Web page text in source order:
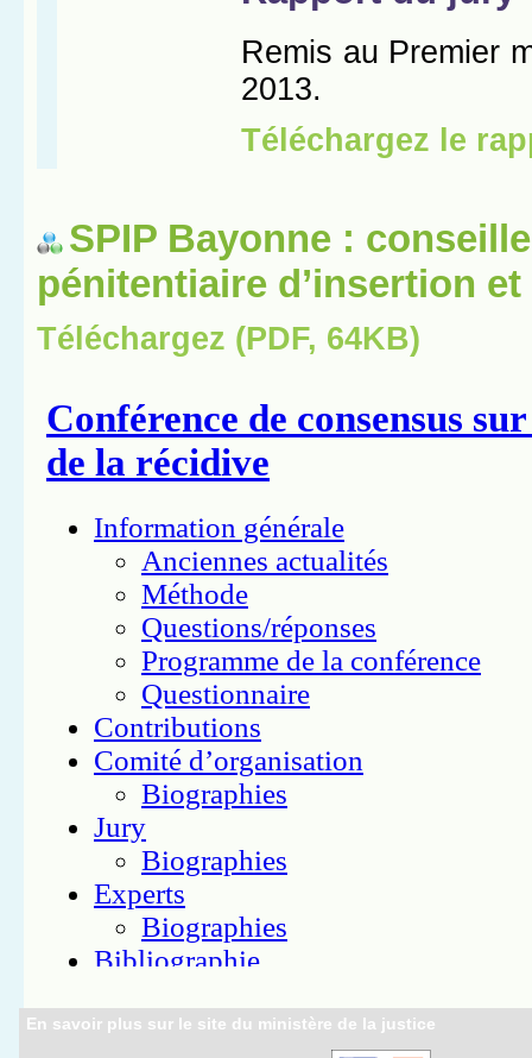
SPIP Bayonne :
pénitentiaire d’insertion
Téléchargez (PDF, 64KB)
En savoir plus sur le site du ministère de la justice